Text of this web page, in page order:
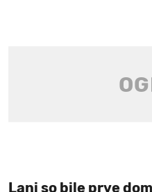
Lani so bile prve